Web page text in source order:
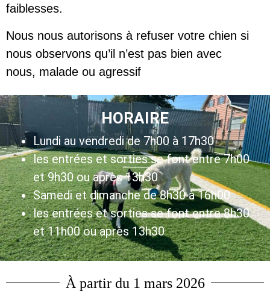
faiblesses.
Nous nous autorisons à refuser votre chien si
nous observons qu’il n’est pas bien avec
nous, malade ou agressif
HORAIRE
Lundi au vendredi de 7h00 à 17h30
les entrées et sorties se font entre 7h00
et 9h30 ou après 13h30
Samedi et dimanche de 8h30 à 16h00
les entrées et sorties se font entre 8h30
et 11h00 ou après 13h30
À partir du 1 mars 2026